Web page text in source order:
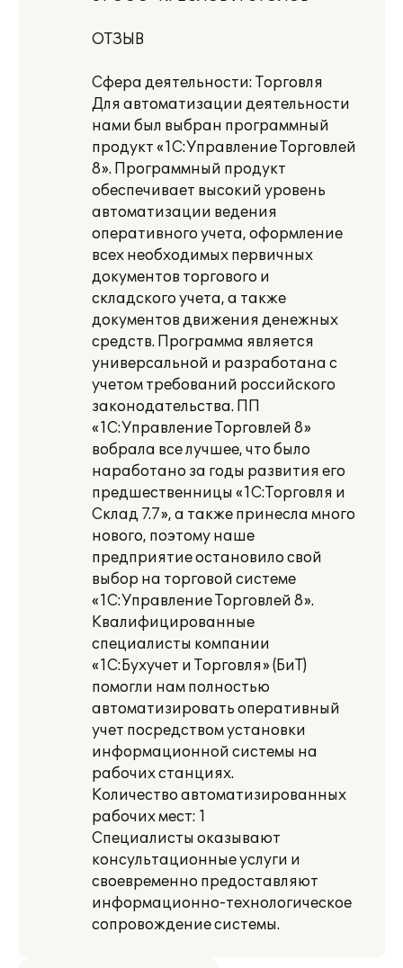
ОТЗЫВ
Сфера деятельности: Торговля
Для автоматизации деятельности
нами был выбран программный
продукт «1С:Управление Торговлей
8». Программный продукт
обеспечивает высокий уровень
автоматизации ведения
оперативного учета, оформление
всех необходимых первичных
документов торгового и
складского учета, а также
документов движения денежных
средств. Программа является
универсальной и разработана с
учетом требований российского
законодательства. ПП
«1С:Управление Торговлей 8»
вобрала все лучшее, что было
наработано за годы развития его
предшественницы «1С:Торговля и
Склад 7.7», а также принесла много
нового, поэтому наше
предприятие остановило свой
выбор на торговой системе
«1С:Управление Торговлей 8».
Квалифицированные
специалисты компании
«1С:Бухучет и Торговля» (БиТ)
помогли нам полностью
автоматизировать оперативный
учет посредством установки
информационной системы на
рабочих станциях.
Количество автоматизированных
рабочих мест: 1
Специалисты оказывают
консультационные услуги и
своевременно предоставляют
информационно-технологическое
сопровождение системы.